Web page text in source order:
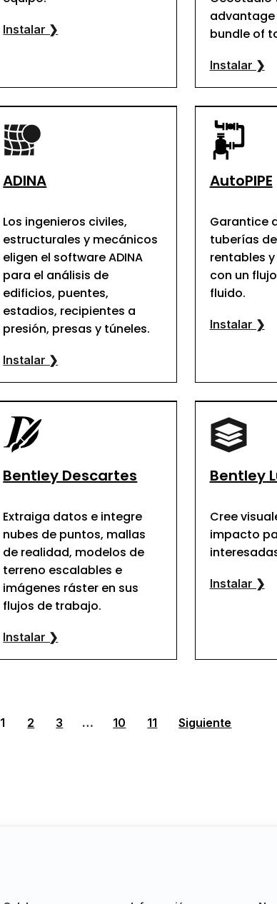
Instalar ❯
bundle of
Instalar ❯
ADINA
Los ingenieros civiles,
estructurales y mecánicos
eligen el software ADINA
para el análisis de
edificios, puentes,
estadios, recipientes a
presión, presas y túneles.
Instalar ❯
AutoPIPE
Garantice
tuberías
rentables
con un
fluido.
Instalar ❯
Bentley Descartes
Extraiga datos e integre
nubes de puntos, mallas
de realidad, modelos de
terreno escalables e
imágenes ráster en sus
flujos de trabajo.
Instalar ❯
Bentley
Cree
impacto
Instalar ❯
1 2 3 … 10 11 Siguiente